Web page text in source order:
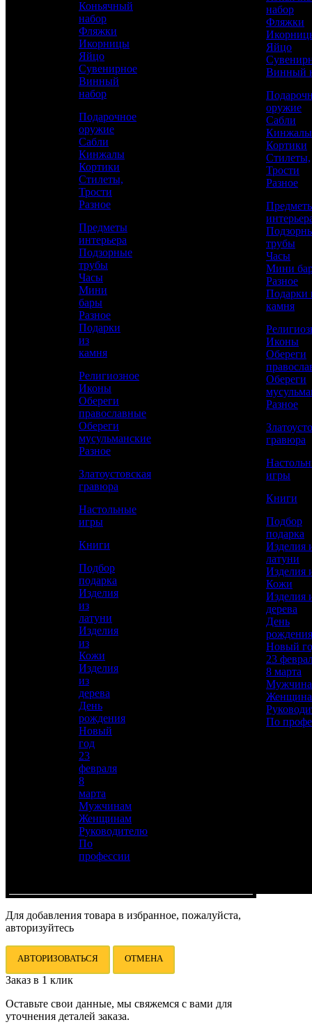
Аристократ
51 900 р.
Рассчитать доставку СДЭК
РАССЧИТАТЬ
Ширина клинка
Высота стопки
Диаметр стопки
Токарные, Слесарные, Полировка, Рисовка
кистью, Гравирование по лаку, Травление,
Никелирование, Золочение
Латунь, Никель, Золото
Для добавления товара в избранное, пожалуйста,
авторизуйтесь
АВТОРИЗОВАТЬСЯ ОТМЕНА
Заказ в 1 клик
Оставьте свои данные, мы свяжемся с вами для
уточнения деталей заказа.
Коньячный
набор
Фляжки
Икорницы
Яйцо
Сувенирное
Винный
набор
Подарочное
оружие
Сабли
Кинжалы
Кортики
Стилеты,
Трости
Разное
Предметы
интерьера
Подзорные
трубы
Часы
Мини
бары
Разное
Подарки
из
камня
Религиозное
Иконы
Обереги
православные
Обереги
мусульманские
Разное
Златоустовская
гравюра
Настольные
игры
Книги
Подбор
подарка
Изделия
из
латуни
Изделия
из
Кожи
Изделия
из
дерева
День
рождения
Новый
год
23
февраля
8
марта
Мужчинам
Женщинам
Руководителю
По
профессии
набор
Фляжки
Яйцо
Винный
оружие
Сабли
Кинжалы
Кортики
Стилеты,
Трости
Разное
трубы
Часы
Мини
Разное
Подарки
камня
Иконы
Обереги
Обереги
Разное
гравюра
игры
Книги
Подбор
подарка
Изделия
латуни
Изделия
Кожи
Изделия
дерева
День
рождения
Новый
23
8 марта
По